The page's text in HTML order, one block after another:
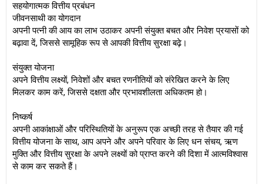
सहयोगात्मक वित्तीय प्रबंधन
जीवनसाथी का योगदान
अपनी पत्नी की आय का लाभ उठाकर अपनी संयुक्त बचत और निवेश प्रयासों को
बढ़ावा दें, जिससे सामूहिक रूप से आपकी वित्तीय सुरक्षा बढ़े।
संयुक्त योजना
अपने वित्तीय लक्ष्यों, निवेशों और बचत रणनीतियों को संरेखित करने के लिए
मिलकर काम करें, जिससे दक्षता और प्रभावशीलता अधिकतम हो।
निष्कर्ष
अपनी आकांक्षाओं और परिस्थितियों के अनुरूप एक अच्छी तरह से तैयार की गई
वित्तीय योजना के साथ, आप अपने और अपने परिवार के लिए धन संचय, ऋण
मुक्ति और वित्तीय सुरक्षा के अपने लक्ष्यों को प्राप्त करने की दिशा में आत्मविश्वास
से काम कर सकते हैं।